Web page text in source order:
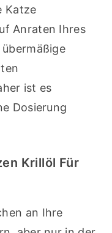
Katze
Anraten Ihres
ist es
Dosierung
Krillöl Für
an Ihre